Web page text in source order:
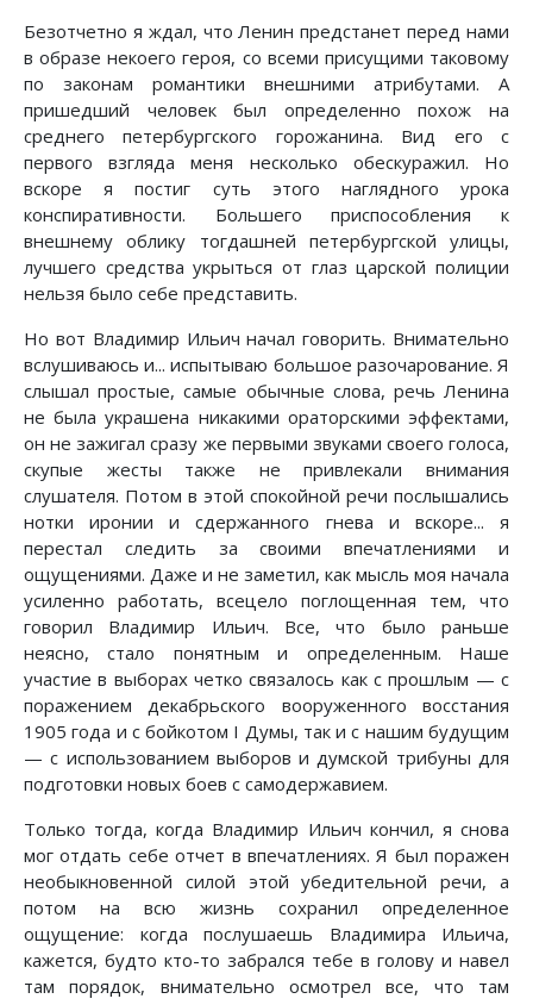
Безотчетно я ждал, что Ленин предстанет перед нами
в образе некоего героя, со всеми присущими таковому
по законам романтики внешними атрибутами. А
пришедший человек был определенно похож на
среднего петербургского горожанина. Вид его с
первого взгляда меня несколько обескуражил. Но
вскоре я постиг суть этого наглядного урока
конспиративности. Большего приспособления к
внешнему облику тогдашней петербургской улицы,
лучшего средства укрыться от глаз царской полиции
нельзя было себе представить.
Но вот Владимир Ильич начал говорить. Внимательно
вслушиваюсь и... испытываю большое разочарование. Я
слышал простые, самые обычные слова, речь Ленина
не была украшена никакими ораторскими эффектами,
он не зажигал сразу же первыми звуками своего голоса,
скупые жесты также не привлекали внимания
слушателя. Потом в этой спокойной речи послышались
нотки иронии и сдержанного гнева и вскоре... я
перестал следить за своими впечатлениями и
ощущениями. Даже и не заметил, как мысль моя начала
усиленно работать, всецело поглощенная тем, что
говорил Владимир Ильич. Все, что было раньше
неясно, стало понятным и определенным. Наше
участие в выборах четко связалось как с прошлым — с
поражением декабрьского вооруженного восстания
1905 года и с бойкотом I Думы, так и с нашим будущим
— с использованием выборов и думской трибуны для
подготовки новых боев с самодержавием.
Только тогда, когда Владимир Ильич кончил, я снова
мог отдать себе отчет в впечатлениях. Я был поражен
необыкновенной силой этой убедительной речи, а
потом на всю жизнь сохранил определенное
ощущение: когда послушаешь Владимира Ильича,
кажется, будто кто-то забрался тебе в голову и навел
там порядок, внимательно осмотрел все, что там